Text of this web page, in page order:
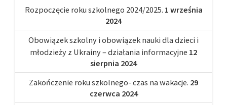
Rozpoczęcie roku szkolnego 2024/2025. 1 września
2024
Obowiązek szkolny i obowiązek nauki dla dzieci i
młodzieży z Ukrainy – działania informacyjne 12
sierpnia 2024
Zakończenie roku szkolnego- czas na wakacje. 29
czerwca 2024